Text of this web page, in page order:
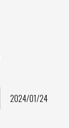
2024/01/24